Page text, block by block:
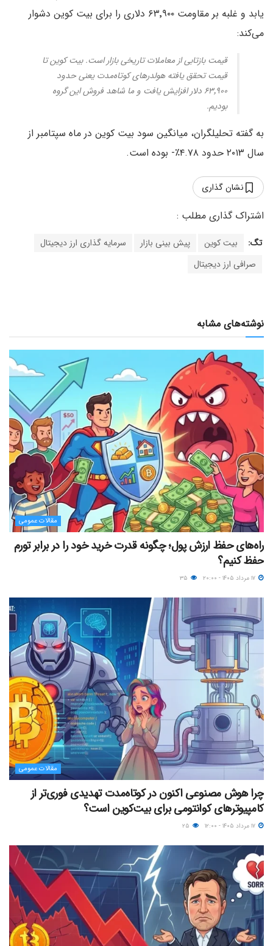
یابد و غلبه بر مقاومت ۶۳٬۹۰۰ دلاری را برای بیت کوین دشوار
می‌کند:
قیمت بازتابی از معاملات تاریخی بازار است. بیت کوین تا
قیمت تحقق یافته هولدرهای کوتاه‌مدت یعنی حدود
۶۳٬۹۰۰ دلار افزایش یافت و ما شاهد فروش این گروه
بودیم.
به گفته تحلیلگران، میانگین سود بیت کوین در ماه سپتامبر از
سال ۲۰۱۳ حدود ۴.۷۸٪- بوده است.
نشان گذاری
تگ: بیت کوین پیش بینی بازار
سرمایه گذاری ارز دیجیتال
صرافی ارز دیجیتال
نوشته‌های مشابه
مقالات عمومی
راه‌های حفظ ارزش پول؛ چگونه قدرت خرید خود را در برابر تورم
حفظ کنیم؟
مقالات عمومی
چرا هوش مصنوعی اکنون در کوتاه‌مدت تهدیدی فوری‌تر از
کامپیوترهای کوانتومی برای بیت‌کوین است؟